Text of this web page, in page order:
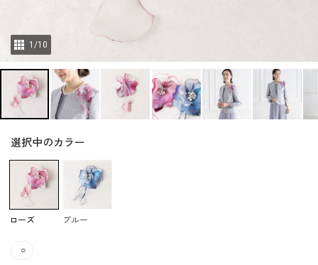
1 /10
選択中のカラー
ローズ ブルー
○